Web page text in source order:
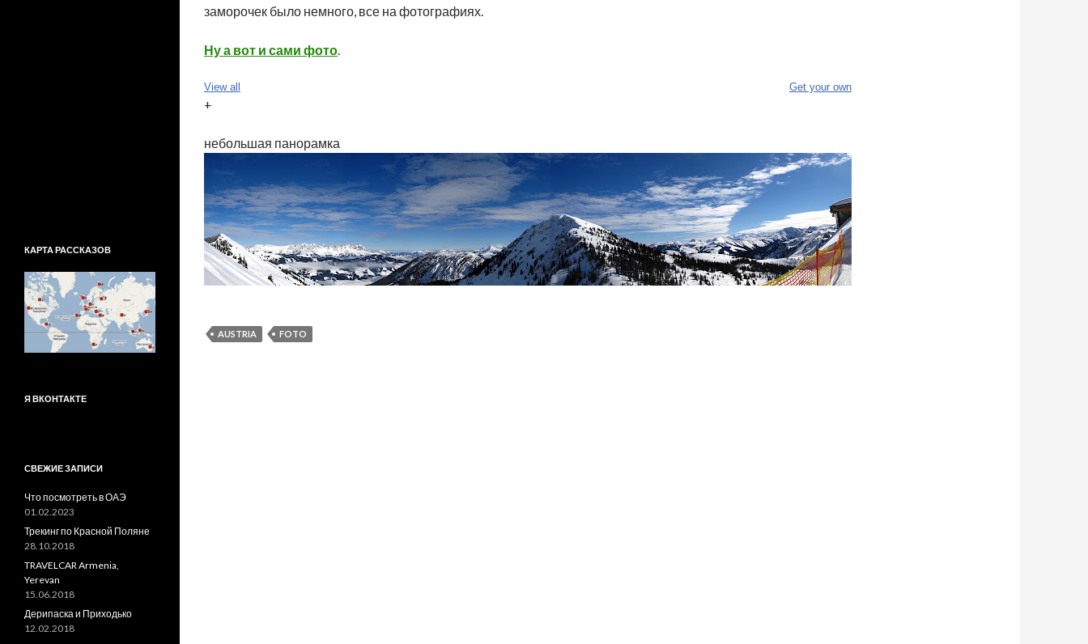
заморочек было немного, все на фотографиях.
Ну а вот и сами фото.
View all Get your own
+
небольшая панорамка
AUSTRIA FOTO
КАРТА РАССКАЗОВ
Я ВКОНТАКТЕ
СВЕЖИЕ ЗАПИСИ
Что посмотреть в ОАЭ
01.02.2023
Трекинг по Красной Поляне
28.10.2018
TRAVELCAR Armenia,
Yerevan
15.06.2018
Дерипаска и Приходько
12.02.2018